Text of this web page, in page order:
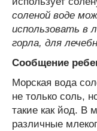
соленой воде
использовать в
горла, для
Сообщение
Морская вода
не только соль,
такие как йод. В
различные